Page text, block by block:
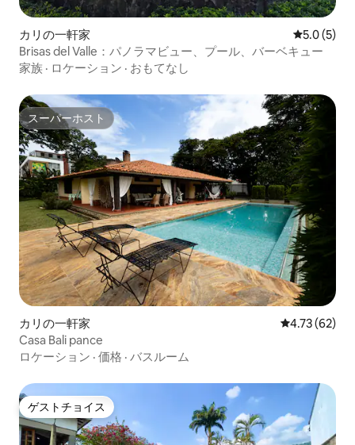
カリの一軒家 レビュー5
5.0 (5)
Brisas del Valle：パノラマビュー、プール、バーベキュー
家族 · ロケーション · おもてなし
スーパーホスト
スーパーホスト
カリの一軒家 レビュー62
4.73 (62)
Casa Bali pance
ロケーション · 価格 · バスルーム
ゲストチョイス
ゲストチョイス